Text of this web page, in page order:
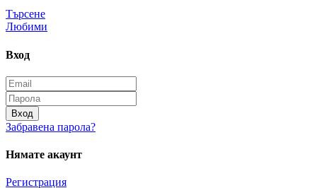
Търсене
Любими
Вход
Вход
Забравена парола?
Нямате акаунт
Регистрация